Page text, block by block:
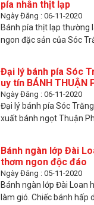
pía nhân thịt lạp
Ngày Đăng : 06-11-2020
Bánh pía thịt lạp thường
ngon đặc sản của Sóc
Đại lý bánh pía Sóc
uy tín BÁNH THUẬN
Ngày Đăng : 06-11-2020
Đại lý bánh pía Sóc
xuất bánh ngọt Thuận
Bánh ngàn lớp Đài
thơm ngon độc đáo
Ngày Đăng : 05-11-2020
Bánh ngàn lớp Đài Loan
làm gió. Chiếc bánh hấp